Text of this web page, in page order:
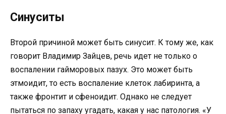
Синуситы
Второй причиной может быть синусит. К тому же, как
говорит Владимир Зайцев, речь идет не только о
воспалении гайморовых пазух. Это может быть
этмоидит, то есть воспаление клеток лабиринта, а
также фронтит и сфеноидит. Однако не следует
пытаться по запаху угадать, какая у нас патология. «У